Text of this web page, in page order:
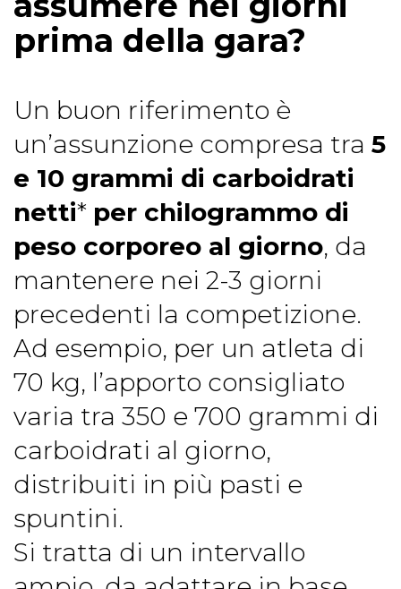
prima della gara?
Un buon riferimento è
un’assunzione compresa tra 5
e 10 grammi di carboidrati
netti* per chilogrammo di
peso corporeo al giorno, da
mantenere nei 2-3 giorni
precedenti la competizione.
Ad esempio, per un atleta di
70 kg, l’apporto consigliato
varia tra 350 e 700 grammi di
carboidrati al giorno,
distribuiti in più pasti e
spuntini.
Si tratta di un intervallo